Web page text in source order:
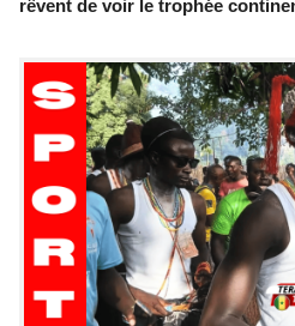
rêvent de voir le trophée